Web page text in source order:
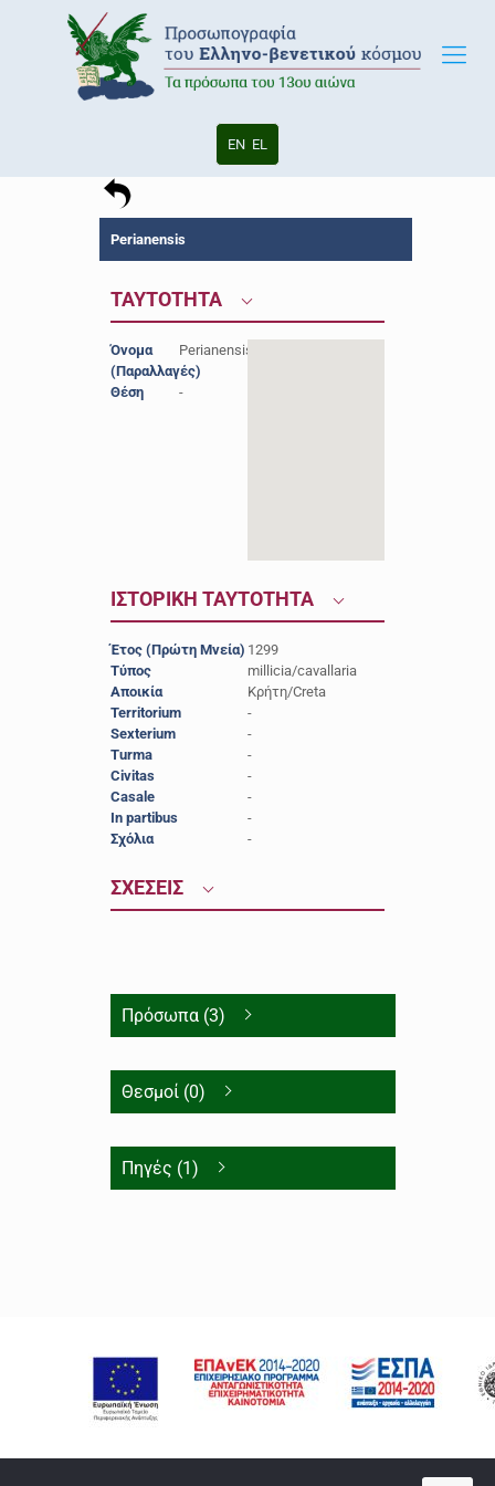
EN EL
Perianensis
ΤΑΥΤΟΤΗΤΑ
Όνομα
(Παραλλαγές)
Perianensis
Θέση -
ΙΣΤΟΡΙΚΗ ΤΑΥΤΟΤΗΤΑ
Έτος (Πρώτη Μνεία) 1299
Τύπος
millicia/cavallaria
Αποικία
Κρήτη/Creta
Territorium
-
Sexterium
-
Turma
-
Civitas
-
Casale
-
In partibus
-
Σχόλια
-
ΣΧΕΣΕΙΣ
Πρόσωπα (3)
Θεσμοί (0)
Πηγές (1)